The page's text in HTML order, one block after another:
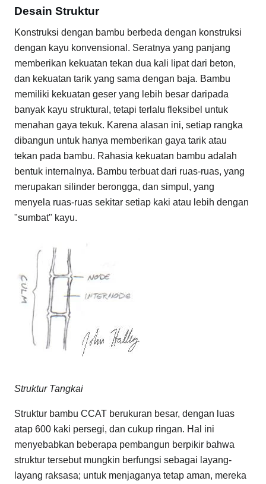
Desain Struktur
Konstruksi dengan bambu berbeda dengan konstruksi
dengan kayu konvensional. Seratnya yang panjang
memberikan kekuatan tekan dua kali lipat dari beton,
dan kekuatan tarik yang sama dengan baja. Bambu
memiliki kekuatan geser yang lebih besar daripada
banyak kayu struktural, tetapi terlalu fleksibel untuk
menahan gaya tekuk. Karena alasan ini, setiap rangka
dibangun untuk hanya memberikan gaya tarik atau
tekan pada bambu. Rahasia kekuatan bambu adalah
bentuk internalnya. Bambu terbuat dari ruas-ruas, yang
merupakan silinder berongga, dan simpul, yang
menyela ruas-ruas sekitar setiap kaki atau lebih dengan
"sumbat" kayu.
Struktur Tangkai
Struktur bambu CCAT berukuran besar, dengan luas
atap 600 kaki persegi, dan cukup ringan. Hal ini
menyebabkan beberapa pembangun berpikir bahwa
struktur tersebut mungkin berfungsi sebagai layang-
layang raksasa; untuk menjaganya tetap aman, mereka